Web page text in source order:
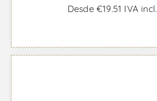
Desde €19,51 IVA incl.